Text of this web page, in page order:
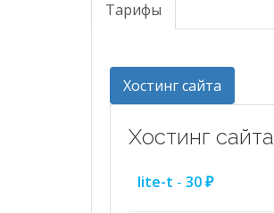
Тарифы
Хостинг сайта
Хостинг сайта
lite-t - 30 ₽